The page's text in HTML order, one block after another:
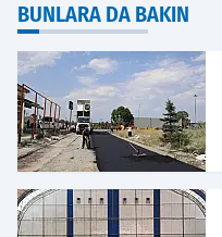
BUNLARA DA BAKIN